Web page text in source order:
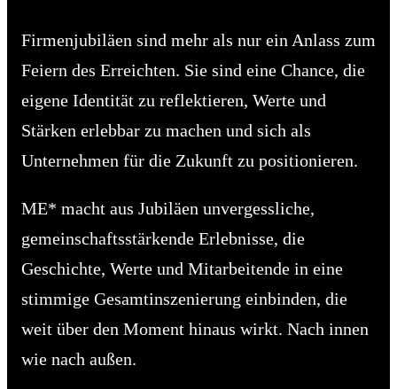
Firmenjubiläen sind mehr als nur ein Anlass zum
Feiern des Erreichten. Sie sind eine Chance, die
eigene Identität zu reflektieren, Werte und
Stärken erlebbar zu machen und sich als
Unternehmen für die Zukunft zu positionieren.
ME* macht aus Jubiläen unvergessliche,
gemeinschaftsstärkende Erlebnisse, die
Geschichte, Werte und Mitarbeitende in eine
stimmige Gesamtinszenierung einbinden, die
weit über den Moment hinaus wirkt. Nach innen
wie nach außen.